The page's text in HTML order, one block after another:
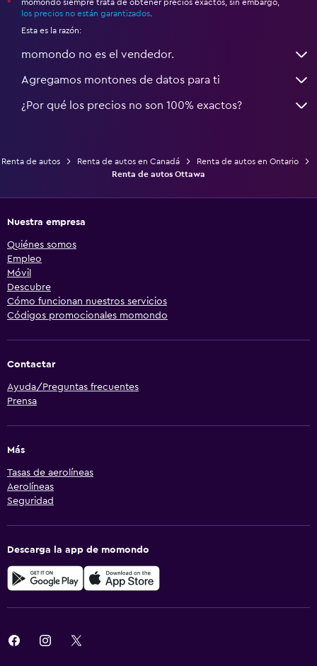
*
momondo siempre trata de obtener precios exactos, sin embargo,
los precios no están garantizados
Esta es la razón:
momondo no es el vendedor.
Agregamos montones de datos para ti
¿Por qué los precios no son 100% exactos?
Renta de autos Renta de autos en Canadá
Renta de autos en Ontario
Renta de autos Ottawa
Nuestra empresa
Quiénes somos
Empleo
Móvil
Descubre
Cómo funcionan nuestros servicios
Códigos promocionales momondo
Contactar
Ayuda/Preguntas frecuentes
Prensa
Más
Tasas de aerolíneas
Aerolíneas
Seguridad
Descarga la app de momondo